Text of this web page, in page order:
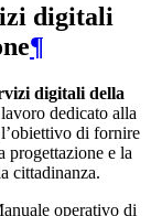
digitali
¶
digitali della
dedicato alla
di fornire
progettazione e la
cittadinanza.
operativo di